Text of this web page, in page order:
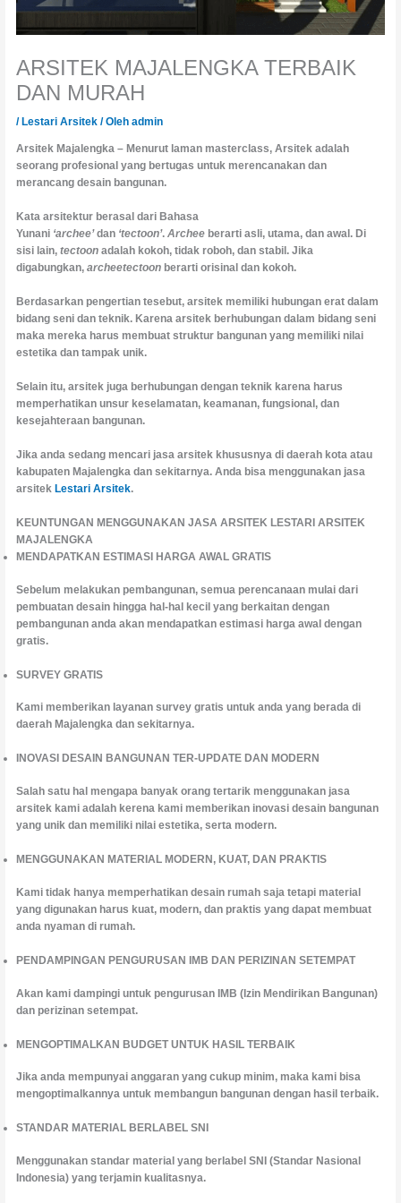
ARSITEK MAJALENGKA TERBAIK
DAN MURAH
/ Lestari Arsitek / Olehadmin
Arsitek Majalengka – Menurut laman masterclass, Arsitek adalah
seorang profesional yang bertugas untuk merencanakan dan
merancang desain bangunan.
Kata arsitektur berasal dari Bahasa
Yunani ‘archee’dan ‘tectoon’.Archee berarti asli, utama, dan awal. Di
sisi lain,tectoon adalah kokoh, tidak roboh, dan stabil. Jika
digabungkan,archeetectoon berarti orisinal dan kokoh.
Berdasarkan pengertian tesebut, arsitek memiliki hubungan erat dalam
bidang seni dan teknik. Karena arsitek berhubungan dalam bidang seni
maka mereka harus membuat struktur bangunan yang memiliki nilai
estetika dan tampak unik.
Selain itu, arsitek juga berhubungan dengan teknik karena harus
memperhatikan unsur keselamatan, keamanan, fungsional, dan
kesejahteraan bangunan.
Jika anda sedang mencari jasa arsitek khususnya di daerah kota atau
kabupaten Majalengka dan sekitarnya. Anda bisa menggunakan jasa
arsitek Lestari Arsitek.
KEUNTUNGAN MENGGUNAKAN JASA ARSITEK LESTARI ARSITEK
MAJALENGKA
MENDAPATKAN ESTIMASI HARGA AWAL GRATIS
Sebelum melakukan pembangunan, semua perencanaan mulai dari
pembuatan desain hingga hal-hal kecil yang berkaitan dengan
pembangunan anda akan mendapatkan estimasi harga awal dengan
gratis.
SURVEY GRATIS
Kami memberikan layanan survey gratis untuk anda yang berada di
daerah Majalengka dan sekitarnya.
INOVASI DESAIN BANGUNAN TER-UPDATE DAN MODERN
Salah satu hal mengapa banyak orang tertarik menggunakan jasa
arsitek kami adalah kerena kami memberikan inovasi desain bangunan
yang unik dan memiliki nilai estetika, serta modern.
MENGGUNAKAN MATERIAL MODERN, KUAT, DAN PRAKTIS
Kami tidak hanya memperhatikan desain rumah saja tetapi material
yang digunakan harus kuat, modern, dan praktis yang dapat membuat
anda nyaman di rumah.
PENDAMPINGAN PENGURUSAN IMB DAN PERIZINAN SETEMPAT
Akan kami dampingi untuk pengurusan IMB (Izin Mendirikan Bangunan)
dan perizinan setempat.
MENGOPTIMALKAN BUDGET UNTUK HASIL TERBAIK
Jika anda mempunyai anggaran yang cukup minim, maka kami bisa
mengoptimalkannya untuk membangun bangunan dengan hasil terbaik.
STANDAR MATERIAL BERLABEL SNI
Menggunakan standar material yang berlabel SNI (Standar Nasional
Indonesia) yang terjamin kualitasnya.